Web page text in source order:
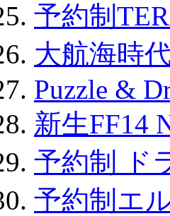
予約制
大航海時
Puzzle &
新生FF14
予約制 ド
予約制エ